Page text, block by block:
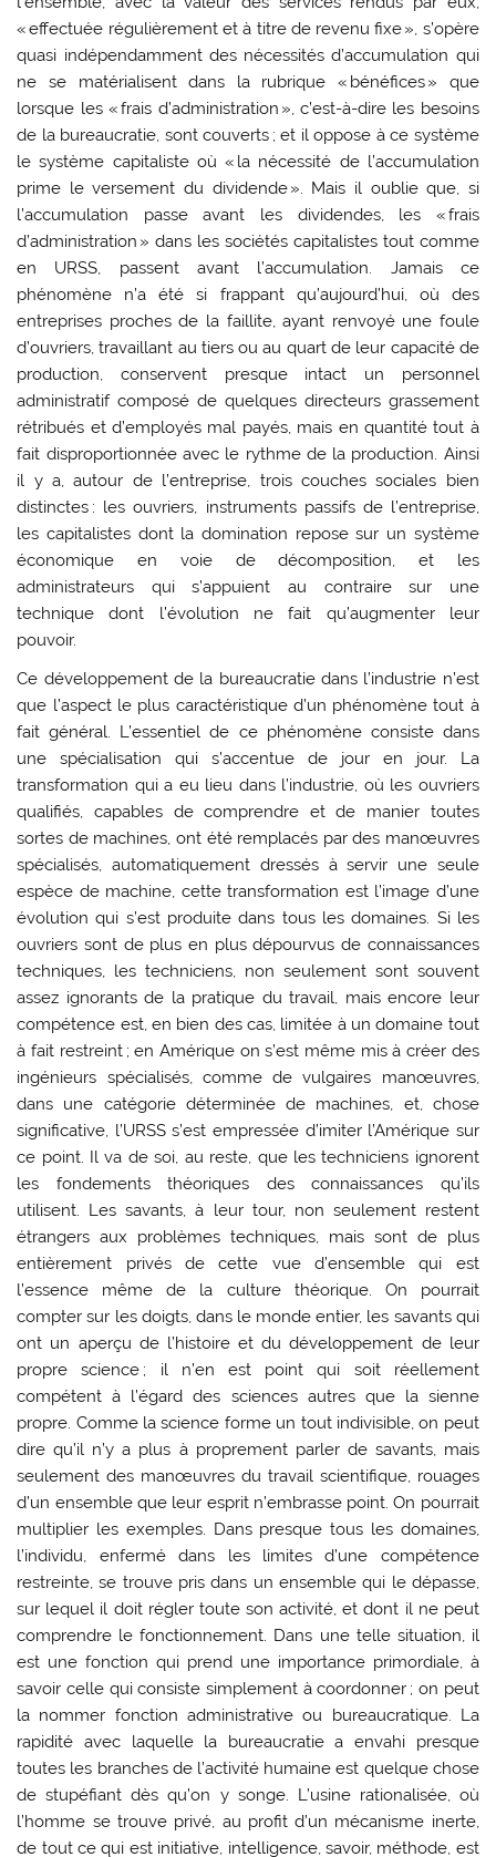
« effectuée régulièrement et à titre de revenu fixe », s’opère
quasi indépendamment des nécessités d’accumulation qui
ne se matérialisent dans la rubrique « bénéfices » que
lorsque les « frais d’administration », c’est-à-dire les besoins
de la bureaucratie, sont couverts ; et il oppose à ce système
le système capitaliste où « la nécessité de l’accumulation
prime le versement du dividende ». Mais il oublie que, si
l’accumulation passe avant les dividendes, les « frais
d’administration » dans les sociétés capitalistes tout comme
en URSS, passent avant l’accumulation. Jamais ce
phénomène n’a été si frappant qu’aujourd’hui, où des
entreprises proches de la faillite, ayant renvoyé une foule
d’ouvriers, travaillant au tiers ou au quart de leur capacité de
production, conservent presque intact un personnel
administratif composé de quelques directeurs grassement
rétribués et d’employés mal payés, mais en quantité tout à
fait disproportionnée avec le rythme de la production. Ainsi
il y a, autour de l’entreprise, trois couches sociales bien
distinctes : les ouvriers, instruments passifs de l’entreprise,
les capitalistes dont la domination repose sur un système
économique en voie de décomposition, et les
administrateurs qui s’appuient au contraire sur une
technique dont l’évolution ne fait qu’augmenter leur
pouvoir.
Ce développement de la bureaucratie dans l’industrie n’est
que l’aspect le plus caractéristique d’un phénomène tout à
fait général. L’essentiel de ce phénomène consiste dans
une spécialisation qui s’accentue de jour en jour. La
transformation qui a eu lieu dans l’industrie, où les ouvriers
qualifiés, capables de comprendre et de manier toutes
sortes de machines, ont été remplacés par des manœuvres
spécialisés, automatiquement dressés à servir une seule
espèce de machine, cette transformation est l’image d’une
évolution qui s’est produite dans tous les domaines. Si les
ouvriers sont de plus en plus dépourvus de connaissances
techniques, les techniciens, non seulement sont souvent
assez ignorants de la pratique du travail, mais encore leur
compétence est, en bien des cas, limitée à un domaine tout
à fait restreint ; en Amérique on s’est même mis à créer des
ingénieurs spécialisés, comme de vulgaires manœuvres,
dans une catégorie déterminée de machines, et, chose
significative, l’URSS s’est empressée d’imiter l’Amérique sur
ce point. Il va de soi, au reste, que les techniciens ignorent
les fondements théoriques des connaissances qu’ils
utilisent. Les savants, à leur tour, non seulement restent
étrangers aux problèmes techniques, mais sont de plus
entièrement privés de cette vue d’ensemble qui est
l’essence même de la culture théorique. On pourrait
compter sur les doigts, dans le monde entier, les savants qui
ont un aperçu de l’histoire et du développement de leur
propre science ; il n’en est point qui soit réellement
compétent à l’égard des sciences autres que la sienne
propre. Comme la science forme un tout indivisible, on peut
dire qu’il n’y a plus à proprement parler de savants, mais
seulement des manœuvres du travail scientifique, rouages
d’un ensemble que leur esprit n’embrasse point. On pourrait
multiplier les exemples. Dans presque tous les domaines,
l’individu, enfermé dans les limites d’une compétence
restreinte, se trouve pris dans un ensemble qui le dépasse,
sur lequel il doit régler toute son activité, et dont il ne peut
comprendre le fonctionnement. Dans une telle situation, il
est une fonction qui prend une importance primordiale, à
savoir celle qui consiste simplement à coordonner ; on peut
la nommer fonction administrative ou bureaucratique. La
rapidité avec laquelle la bureaucratie a envahi presque
toutes les branches de l’activité humaine est quelque chose
de stupéfiant dès qu’on y songe. L’usine rationalisée, où
l’homme se trouve privé, au profit d’un mécanisme inerte,
de tout ce qui est initiative, intelligence, savoir, méthode, est